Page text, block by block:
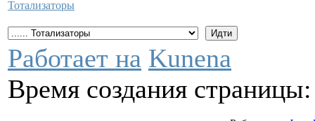
Тотализаторы
Работает на Kunena
Время создания